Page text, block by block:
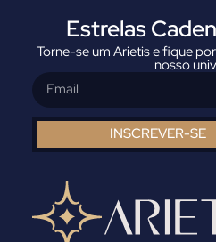
Estrelas
Torne-se um Arietis e fique
nosso
INSCREVER-SE